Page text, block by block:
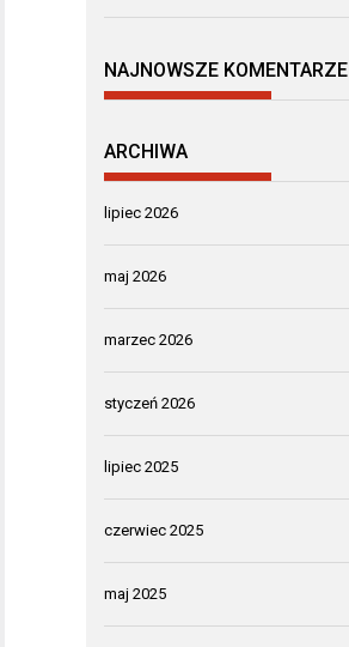
NAJNOWSZE KOMENTARZE
ARCHIWA
lipiec 2026
maj 2026
marzec 2026
styczeń 2026
lipiec 2025
czerwiec 2025
maj 2025